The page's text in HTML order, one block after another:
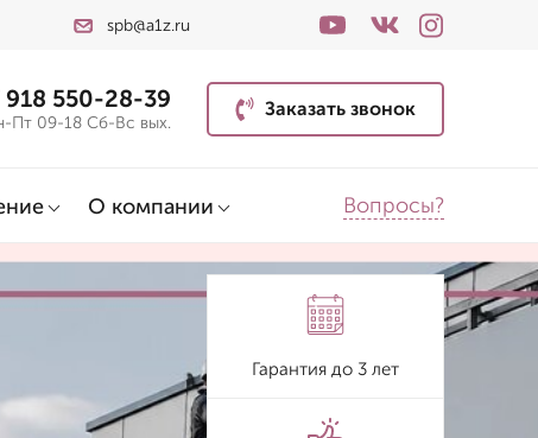
spb@a1z.ru
918 550-28-39
Пт 09-18 Сб-Вс вых.
Заказать звонок
О компании Вопросы?
Гарантия до 3 лет